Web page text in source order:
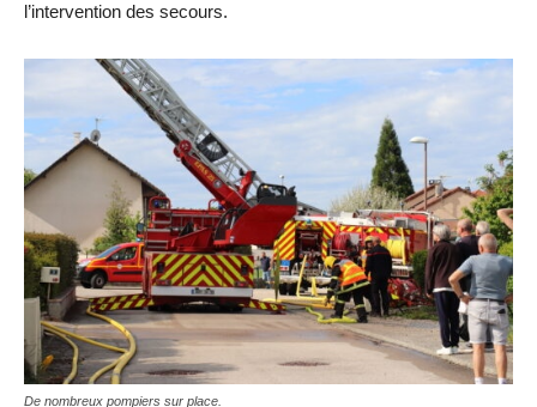
l’intervention des secours.
De nombreux pompiers sur place.